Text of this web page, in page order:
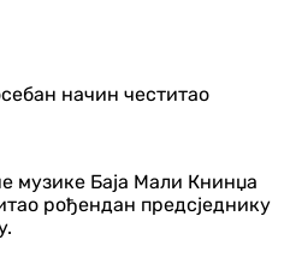
музике Баја Мали Книнџа
рођендан предсједнику